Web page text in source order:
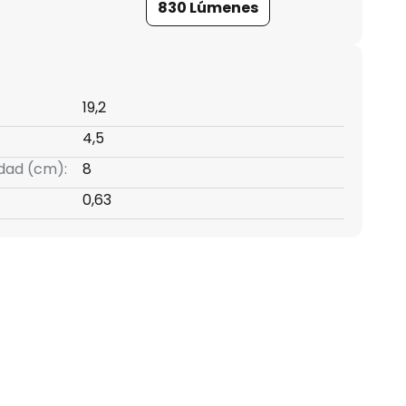
830 Lúmenes
19,2
4,5
(cm):
8
0,63